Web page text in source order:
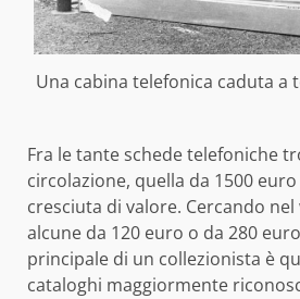
Una cabina telefonica caduta a
Fra le tante schede telefoniche
circolazione, quella da 1500 euro
cresciuta di valore. Cercando
alcune da 120 euro o da 280
principale di un collezionista è
cataloghi maggiormente